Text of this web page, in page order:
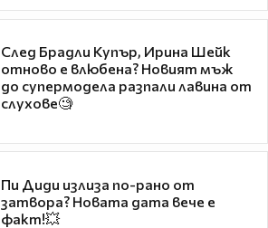
След Брадли Купър, Ирина Шейк
отново е влюбена? Новият мъж
до супермодела разпали лавина от
слухове🧐
Пи Диди излиза по-рано от
затвора? Новата дата вече е
факт!💥